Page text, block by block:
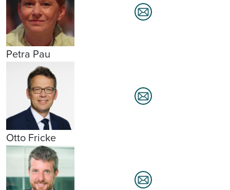
Petra Pau
Otto Fricke